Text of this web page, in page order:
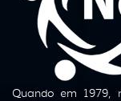
Quando em 1979,